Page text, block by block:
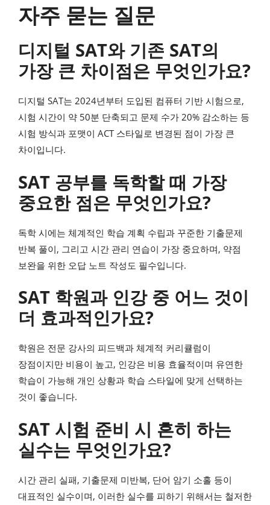
자주 묻는 질문
디지털 SAT와 기존 SAT의
가장 큰 차이점은 무엇인가요?
디지털 SAT는 2024년부터 도입된 컴퓨터 기반 시험으로,
시험 시간이 약 50분 단축되고 문제 수가 20% 감소하는 등
시험 방식과 포맷이 ACT 스타일로 변경된 점이 가장 큰
차이입니다.
SAT 공부를 독학할 때 가장
중요한 점은 무엇인가요?
독학 시에는 체계적인 학습 계획 수립과 꾸준한 기출문제
반복 풀이, 그리고 시간 관리 연습이 가장 중요하며, 약점
보완을 위한 오답 노트 작성도 필수입니다.
SAT 학원과 인강 중 어느 것이
더 효과적인가요?
학원은 전문 강사의 피드백과 체계적 커리큘럼이
장점이지만 비용이 높고, 인강은 비용 효율적이며 유연한
학습이 가능해 개인 상황과 학습 스타일에 맞게 선택하는
것이 좋습니다.
SAT 시험 준비 시 흔히 하는
실수는 무엇인가요?
시간 관리 실패, 기출문제 미반복, 단어 암기 소홀 등이
대표적인 실수이며, 이러한 실수를 피하기 위해서는 철저한